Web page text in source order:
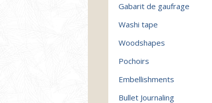
Gabarit de gaufrage
Washi tape
Woodshapes
Pochoirs
Embellishments
Bullet Journaling